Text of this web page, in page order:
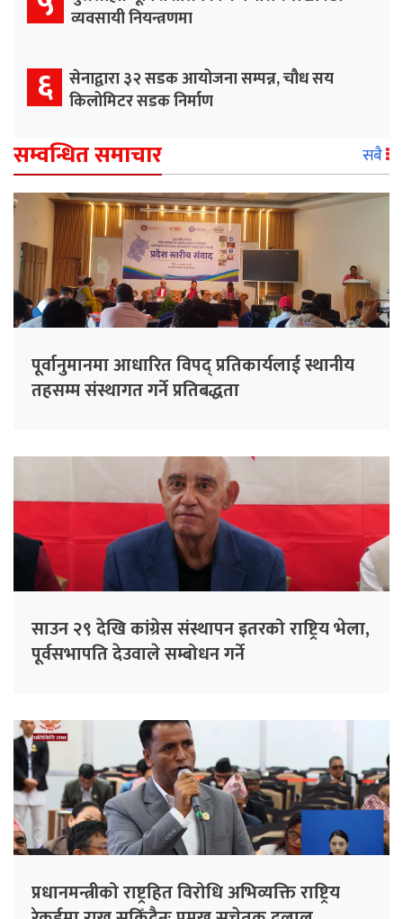
व्यवसायी नियन्त्रणमा
६ सेनाद्वारा ३२ सडक आयोजना सम्पन्न, चौध सय
किलोमिटर सडक निर्माण
सम्वन्धित समाचार सबै
पूर्वानुमानमा आधारित विपद् प्रतिकार्यलाई स्थानीय
तहसम्म संस्थागत गर्ने प्रतिबद्धता
साउन २९ देखि कांग्रेस संस्थापन इतरको राष्ट्रिय भेला,
पूर्वसभापति देउवाले सम्बोधन गर्ने
प्रधानमन्त्रीको राष्ट्रहित विरोधि अभिव्यक्ति राष्ट्रिय